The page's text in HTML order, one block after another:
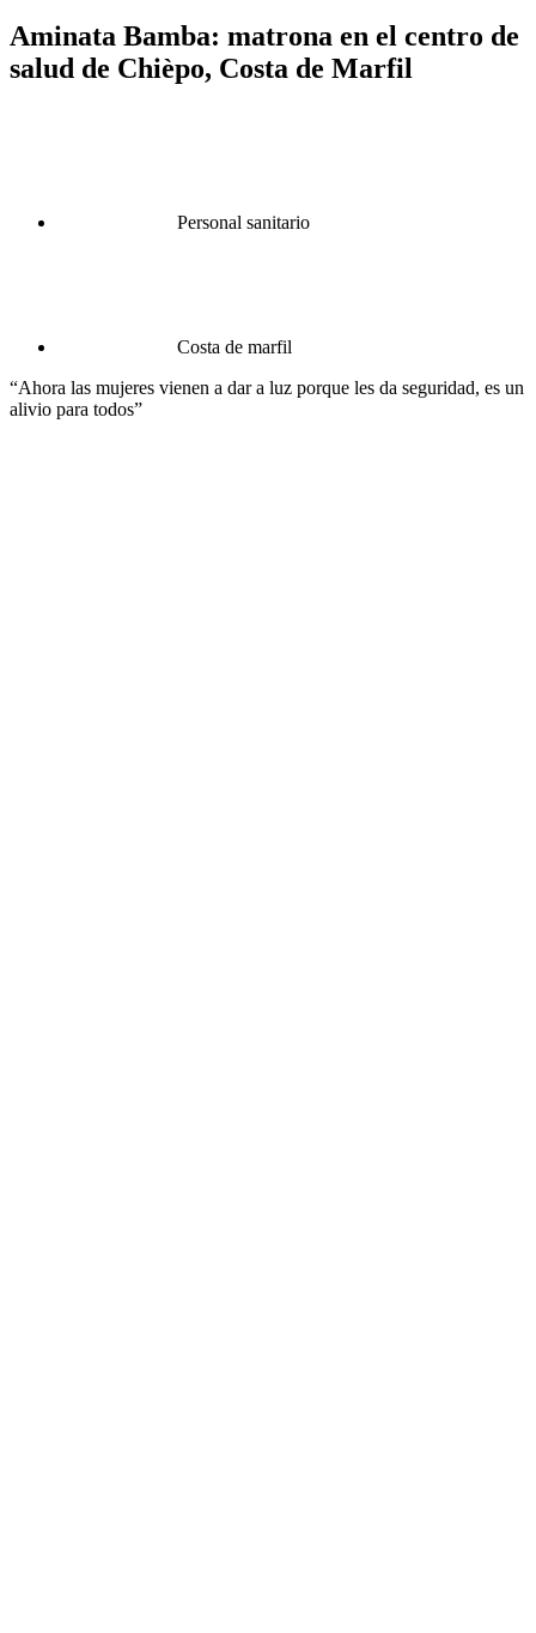
Aminata Bamba: matrona en el centro de
salud de Chièpo, Costa de Marfil
Personal sanitario
Costa de marfil
“Ahora las mujeres vienen a dar a luz porque les da seguridad, es un
alivio para todos”